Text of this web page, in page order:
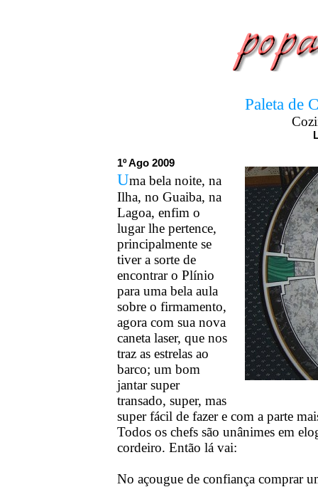
Paleta de
1º Ago 2009
Uma bela noite, na
Ilha, no Guaiba, na
Lagoa, enfim o
lugar lhe pertence,
principalmente se
tiver a sorte de
encontrar o Plínio
para uma bela aula
sobre o firmamento,
agora com sua nova
caneta laser, que nos
traz as estrelas ao
barco; um bom
jantar super
transado, super, mas
super fácil de fazer e com a parte
Todos os chefs são unânimes em
cordeiro. Então lá vai:
No açougue de confiança comprar